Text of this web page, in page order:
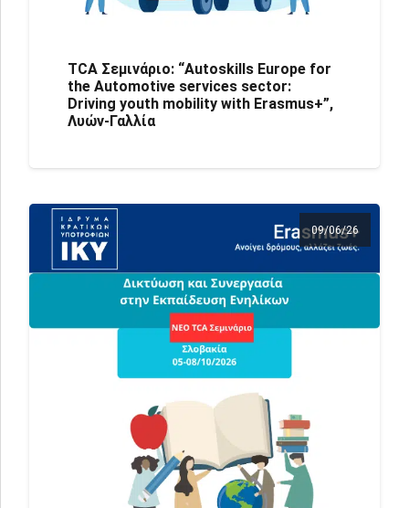
TCA Σεμινάριο: “Autoskills Europe for
the Automotive services sector:
Driving youth mobility with Erasmus+”,
Λυών-Γαλλία
09/06/26